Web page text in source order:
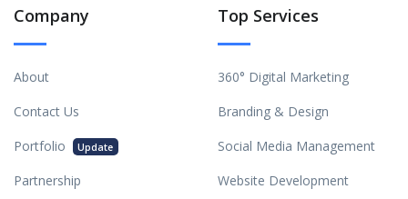
Company
About
Contact Us
Portfolio
Update
Partnership
Top Services
360° Digital Marketing
Branding & Design
Social Media Management
Website Development